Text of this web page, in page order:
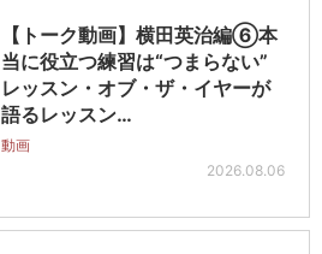
【トーク動画】横田英治編⑥本
当に役立つ練習は“つまらない”
レッスン・オブ・ザ・イヤーが
語るレッスン…
動画
2026.08.06